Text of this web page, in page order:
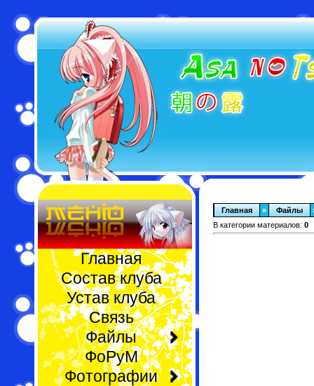
Главная
Состав клуба
Устав клуба
Связь
Файлы
ФоРуМ
Фотографии
Главная » Файлы
В категории материалов: 0